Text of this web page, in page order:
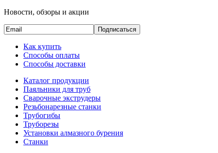
Новости, обзоры и акции
Подписаться
Как купить
Способы оплаты
Способы доставки
Каталог продукции
Паяльники для труб
Сварочные экструдеры
Резьбонарезные станки
Трубогибы
Труборезы
Установки алмазного бурения
Станки